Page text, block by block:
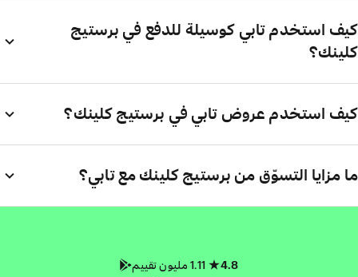
كيف استخدم تابي كوسيلة للدفع في برستيج
كلينك؟
كيف استخدم عروض تابي في برستيج كلينك؟
ما مزايا التسوّق من برستيج كلينك مع تابي؟
4.8